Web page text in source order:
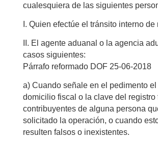
cualesquiera de las siguientes
I. Quien efectúe el tránsito interno de
II. El agente aduanal o la agencia
casos siguientes:
Párrafo reformado DOF 25-06-2018
a) Cuando señale en el pedimento el
domicilio fiscal o la clave del registro
contribuyentes de alguna persona
solicitado la operación, o cuando
resulten falsos o inexistentes.